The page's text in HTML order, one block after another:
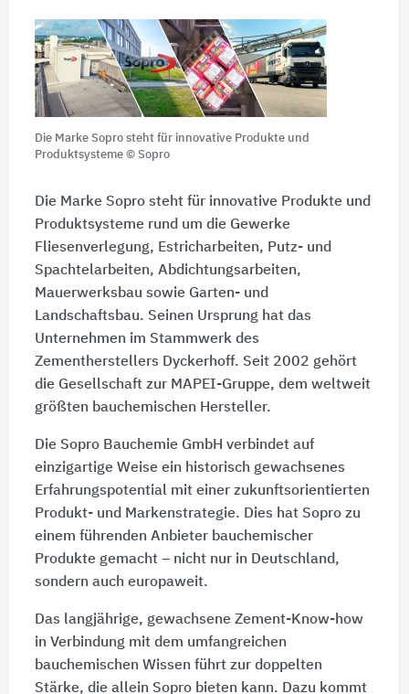
Die Marke Sopro steht für innovative Produkte und
Produktsysteme © Sopro
Die Marke Sopro steht für innovative Produkte und
Produktsysteme rund um die Gewerke
Fliesenverlegung, Estricharbeiten, Putz- und
Spachtelarbeiten, Abdichtungsarbeiten,
Mauerwerksbau sowie Garten- und
Landschaftsbau. Seinen Ursprung hat das
Unternehmen im Stammwerk des
Zementherstellers Dyckerhoff. Seit 2002 gehört
die Gesellschaft zur MAPEI-Gruppe, dem weltweit
größten bauchemischen Hersteller.
Die Sopro Bauchemie GmbH verbindet auf
einzigartige Weise ein historisch gewachsenes
Erfahrungspotential mit einer zukunftsorientierten
Produkt- und Markenstrategie. Dies hat Sopro zu
einem führenden Anbieter bauchemischer
Produkte gemacht – nicht nur in Deutschland,
sondern auch europaweit.
Das langjährige, gewachsene Zement-Know-how
in Verbindung mit dem umfangreichen
bauchemischen Wissen führt zur doppelten
Stärke, die allein Sopro bieten kann. Dazu kommt